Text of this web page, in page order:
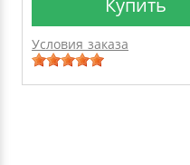
Условия заказа